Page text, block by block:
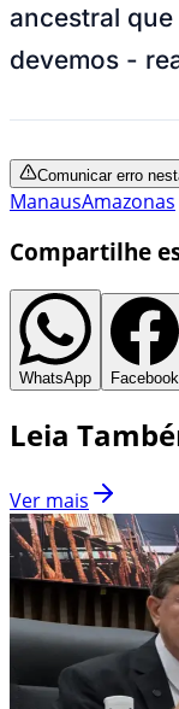
ancestral
devemos -
Comunicar erro
ManausAmazonas
Compartilhe
WhatsApp Facebook
Leia
Ver mais